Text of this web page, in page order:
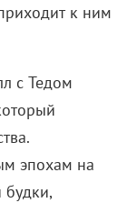
к ним
с Тедом
эпохам на